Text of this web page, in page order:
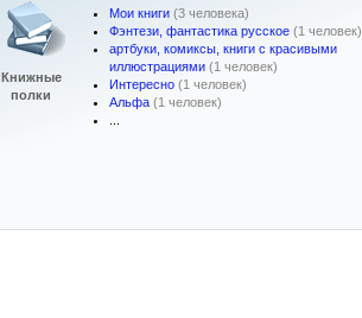
Книжные
полки
Мои книги (3 человека)
Фэнтези, фантастика русское (1 человек)
артбуки, комиксы, книги с красивыми
иллюстрациями (1 человек)
Интересно (1 человек)
Альфа (1 человек)